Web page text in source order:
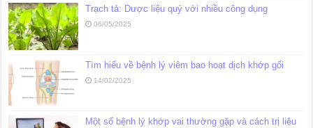
Trạch tả: Dược liệu quý với nhiều công dụng
06/05/2025
Tìm hiểu về bệnh lý viêm bao hoạt dịch khớp gối
14/02/2025
Một số bệnh lý khớp vai thường gặp và cách trị liệu